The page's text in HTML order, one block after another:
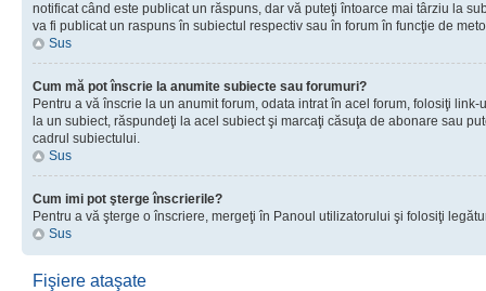
notificat când este publicat un răspuns, dar vă puteţi întoarce mai târziu la
va fi publicat un raspuns în subiectul respectiv sau în forum în funcţie de
Sus
Cum mă pot înscrie la anumite subiecte sau forumuri?
Pentru a vă înscrie la un anumit forum, odata intrat în acel forum, folosiţi
la un subiect, răspundeţi la acel subiect şi marcaţi căsuţa de abonare sau
cadrul subiectului.
Sus
Cum imi pot şterge înscrierile?
Pentru a vă şterge o înscriere, mergeţi în Panoul utilizatorului şi folosiţi
Sus
Fişiere ataşate